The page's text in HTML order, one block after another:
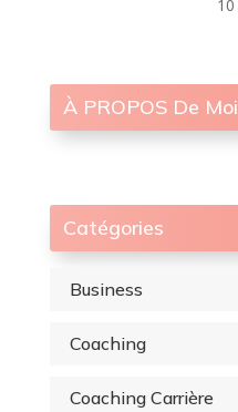
10
À PROPOS De Moi
Catégories
Business
Coaching
Coaching Carrière